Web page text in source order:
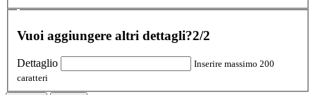
Vuoi aggiungere altri dettagli?2/2
Dettaglio
Inserire massimo 200
caratteri